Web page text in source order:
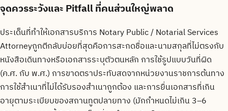
จุดควรระวังและ Pitfall ที่คนส่วนใหญ่พลาด
ประเด็นที่ทำให้เอกสารบริการ Notary Public / Notarial Services
Attorneyถูกตีกลับบ่อยที่สุดคือการสะกดชื่อและนามสกุลที่ไม่ตรงกับ
หนังสือเดินทางหรือเอกสารระบุตัวตนหลัก การใช้รูปแบบวันที่ผิด
(ค.ศ. กับ พ.ศ.) การขาดตราประทับสดจากหน่วยงานราชการต้นทาง
การใช้สำเนาที่ไม่ได้รับรองสำเนาถูกต้อง และการยื่นเอกสารที่เกิน
อายุตามระเบียบของสถานทูตปลายทาง (มักกำหนดไม่เกิน 3–6